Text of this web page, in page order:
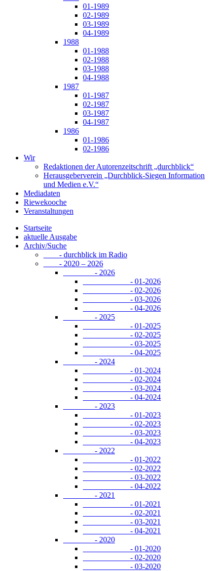
01-1989
02-1989
03-1989
04-1989
1988
01-1988
02-1988
03-1988
04-1988
1987
01-1987
02-1987
03-1987
04-1987
1986
01-1986
02-1986
Wir
Redaktionen der Autorenzeitschrift „durchblick“
Herausgeberverein „Durchblick-Siegen Information
und Medien e.V.“
Mediadaten
Riewekooche
Veranstaltungen
Startseite
aktuelle Ausgabe
Archiv/Suche
- durchblick im Radio
- 2020 – 2026
- 2026
- 01-2026
- 02-2026
- 03-2026
- 04-2026
- 2025
- 01-2025
- 02-2025
- 03-2025
- 04-2025
- 2024
- 01-2024
- 02-2024
- 03-2024
- 04-2024
- 2023
- 01-2023
- 02-2023
- 03-2023
- 04-2023
- 2022
- 01-2022
- 02-2022
- 03-2022
- 04-2022
- 2021
- 01-2021
- 02-2021
- 03-2021
- 04-2021
- 2020
- 01-2020
- 02-2020
- 03-2020